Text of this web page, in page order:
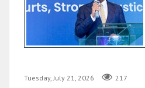
Tuesday, July 21, 2026 217